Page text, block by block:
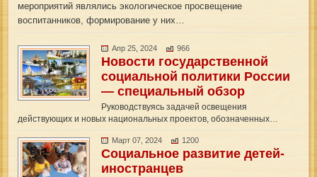
мероприятий являлись экологическое просвещение
воспитанников, формирование у них…
Апр 25, 2024 966
Новости государственной
социальной политики России
— специальный обзор
Руководствуясь задачей освещения
действующих и новых национальных проектов, обозначенных…
Март 07, 2024 1200
Социальное развитие детей-
иностранцев